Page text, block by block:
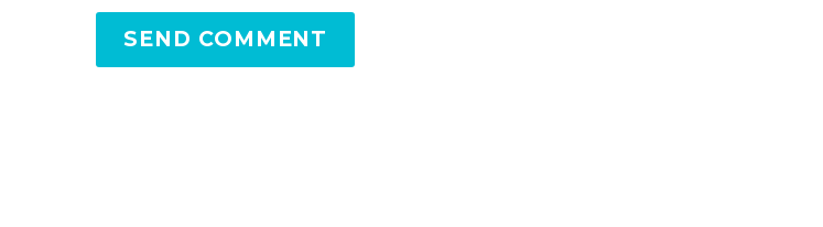
SEND COMMENT